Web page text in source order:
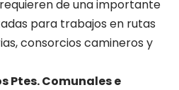
de una importante
para trabajos en rutas
consorcios camineros y
Ptes. Comunales e